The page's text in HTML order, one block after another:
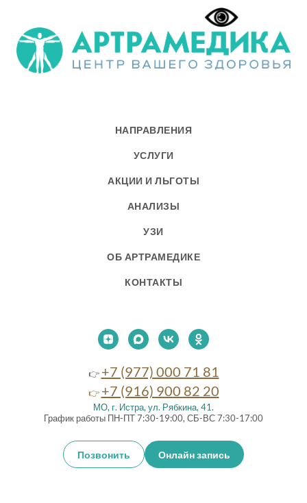
НАПРАВЛЕНИЯ
УСЛУГИ
АКЦИИ И ЛЬГОТЫ
АНАЛИЗЫ
УЗИ
ОБ АРТРАМЕДИКЕ
КОНТАКТЫ
👉 +7 (977) 000 71 81
👉 +7 (916) 900 82 20
МО, г. Истра, ул. Рябкина, 41.
График работы ПН-ПТ 7:30-19:00, СБ-ВС 7:30-17:00
Позвонить Онлайн запись